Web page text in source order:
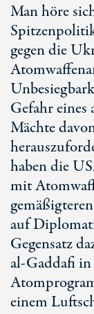
Man höre
gegen die
Gefahr eines
Mächte
haben die
mit
auf
Gegensatz
al-Gaddafiin
einem